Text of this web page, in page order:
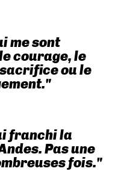
me sont
courage, le
ou le
franchi la
Pas une
fois."